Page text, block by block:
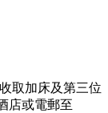
取加床及第三位
店或電郵至